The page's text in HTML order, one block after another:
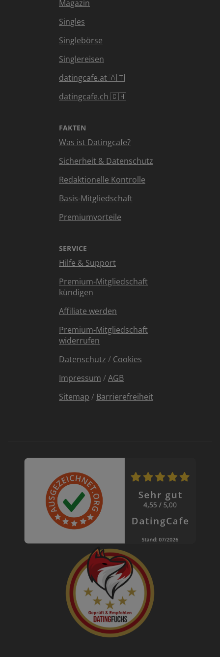
Magazin
Singles
Singlebörse
Singlereisen
datingcafe.at 🇦🇹
datingcafe.ch 🇨🇭
FAKTEN
Was ist Datingcafe?
Sicherheit & Datenschutz
Redaktionelle Kontrolle
Basis-Mitgliedschaft
Premiumvorteile
SERVICE
Hilfe & Support
Premium-Mitgliedschaft
kündigen
Affiliate werden
Premium-Mitgliedschaft
widerrufen
Datenschutz / Cookies
Impressum /AGB
Sitemap / Barrierefreiheit